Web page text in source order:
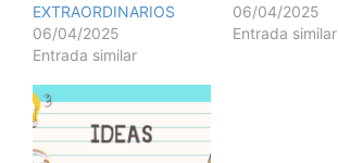
EXTRAORDINARIOS
06/04/2025
Entrada similar
06/04/2025
Entrada similar